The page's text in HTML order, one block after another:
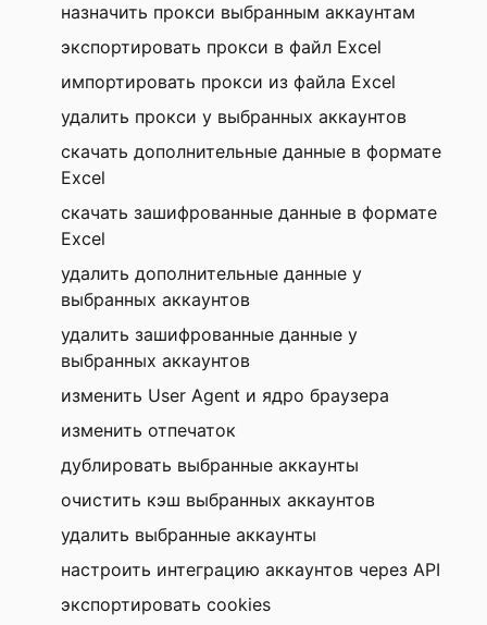
назначить прокси выбранным аккаунтам
экспортировать прокси в файл Excel
импортировать прокси из файла Excel
удалить прокси у выбранных аккаунтов
скачать дополнительные данные в формате
Excel
скачать зашифрованные данные в формате
Excel
удалить дополнительные данные у
выбранных аккаунтов
удалить зашифрованные данные у
выбранных аккаунтов
изменить User Agent и ядро браузера
изменить отпечаток
дублировать выбранные аккаунты
очистить кэш выбранных аккаунтов
удалить выбранные аккаунты
настроить интеграцию аккаунтов через API
экспортировать cookies